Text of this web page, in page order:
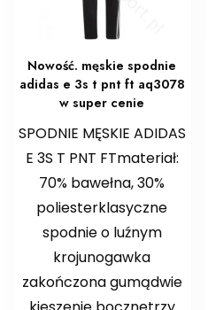
Nowość. męskie spodnie
adidas e 3s t pnt ft aq3078
w super cenie
SPODNIE MĘSKIE ADIDAS
E 3S T PNT FTmateriał:
70% bawełna, 30%
poliesterklasyczne
spodnie o luźnym
krojunogawka
zakończona gumądwie